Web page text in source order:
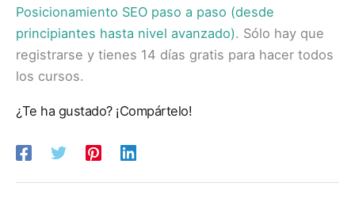
Posicionamiento SEO paso a paso (desde
principiantes hasta nivel avanzado). Sólo hay que
registrarse y tienes 14 días gratis para hacer todos
los cursos.
¿Te ha gustado? ¡Compártelo!